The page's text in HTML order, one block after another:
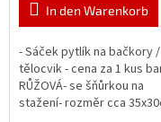
In den Warenkorb
- Sáček pytlík na bačkory /
tělocvik - cena za 1 kus
RŮŽOVÁ- se šňůrkou na
stažení- rozměr cca